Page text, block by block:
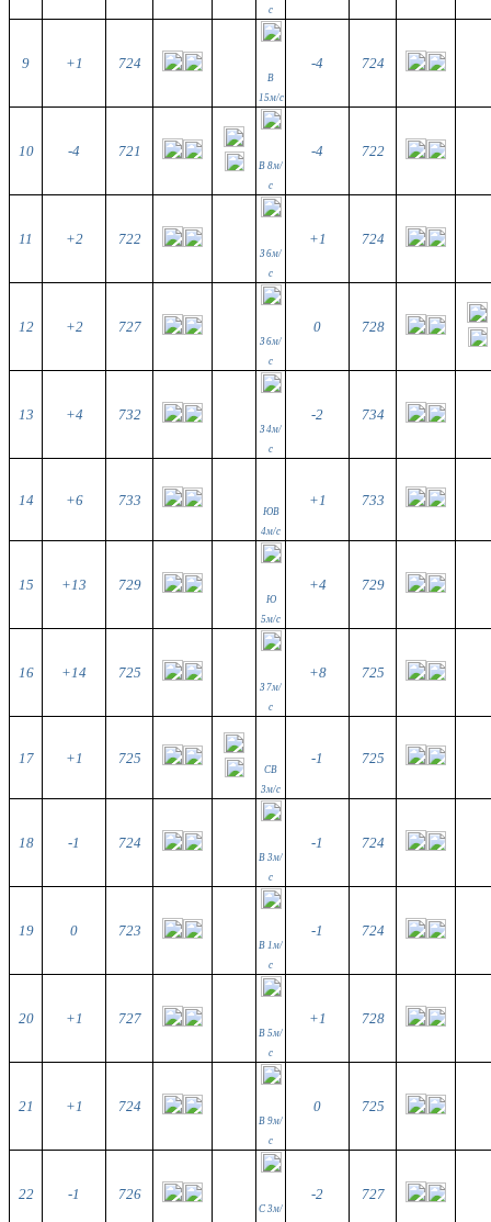
с
9 +1 724
В
15м/с
-4 724
10 -4 721
В 8м/
с
-4 722
11 +2 722
З 6м/
с
+1 724
12 +2 727
З 6м/
с
0 728
13 +4 732
З 4м/
с
-2 734
14 +6 733
ЮВ
4м/с
+1 733
15 +13 729
Ю
5м/с
+4 729
16 +14 725
З 7м/
с
+8 725
17 +1 725
СВ
3м/с
-1 725
18 -1 724
В 3м/
с
-1 724
19 0 723
В 1м/
с
-1 724
20 +1 727
В 5м/
с
+1 728
21 +1 724
В 9м/
с
0 725
22 -1 726
С 3м/
-2 727